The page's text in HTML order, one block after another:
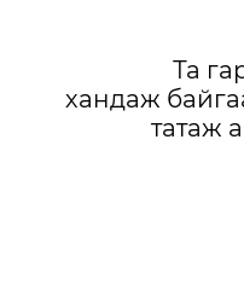
Та
хандаж
татаж